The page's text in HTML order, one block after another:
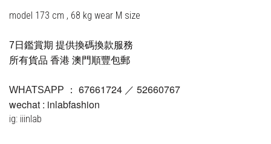
model 173 cm , 68 kg wear M size
7日鑑賞期 提供換碼換款服務
所有貨品 香港 澳門順豐包郵
WHATSAPP ： 67661724 ／ 52660767
wechat : inlabfashion
ig: iiinlab